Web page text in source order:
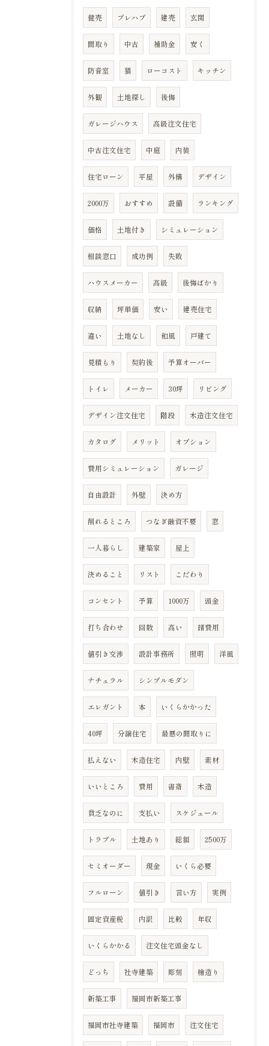
健売 プレハブ 建売 玄関
間取り 中古 補助金 安く
防音室 猫 ローコスト キッチン
外観 土地探し 後悔
ガレージハウス 高級注文住宅
中古注文住宅 中庭 内装
住宅ローン 平屋 外構 デザイン
2000万 おすすめ 設備 ランキング
価格 土地付き シミュレーション
相談窓口 成功例 失敗
ハウスメーカー 高級 後悔ばかり
収納 坪単価 安い 建売住宅
違い 土地なし 和風 戸建て
見積もり 契約後 予算オーバー
トイレ メーカー 30坪 リビング
デザイン注文住宅 階段 木造注文住宅
カタログ メリット オプション
費用シミュレーション ガレージ
自由設計 外壁 決め方
削れるところ つなぎ融資不要 窓
一人暮らし 建築家 屋上
決めること リスト こだわり
コンセント 予算 1000万 頭金
打ち合わせ 回数 高い 諸費用
値引き交渉 設計事務所 照明 洋風
ナチュラル シンプルモダン
エレガント 本 いくらかかった
40坪 分譲住宅 最悪の間取りに
払えない 木造住宅 内壁 素材
いいところ 費用 書斎 木造
貧乏なのに 支払い スケジュール
トラブル 土地あり 総額 2500万
セミオーダー 現金 いくら必要
フルローン 値引き 言い方 実例
固定資産税 内訳 比較 年収
いくらかかる 注文住宅頭金なし
どっち 社寺建築 彫刻 檜造り
新築工事 福岡市新築工事
福岡市社寺建築 福岡市 注文住宅